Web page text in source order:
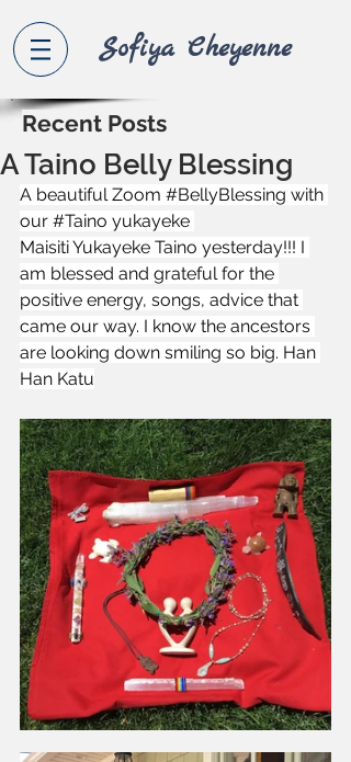
Sofiya Cheyenne
Recent Posts
A Taino Belly Blessing
A beautiful Zoom #BellyBlessing with
our #Taino yukayeke
Maisiti Yukayeke Taino yesterday!!! I
am blessed and grateful for the
positive energy, songs, advice that
came our way. I know the ancestors
are looking down smiling so big. Han
Han Katu